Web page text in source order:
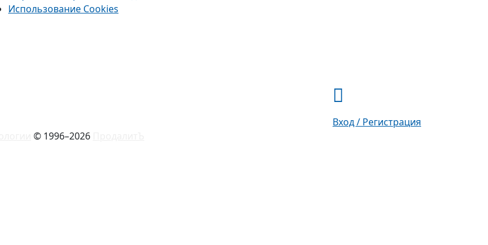
Использование Cookies
Вход / Регистрация
© 1996–2026